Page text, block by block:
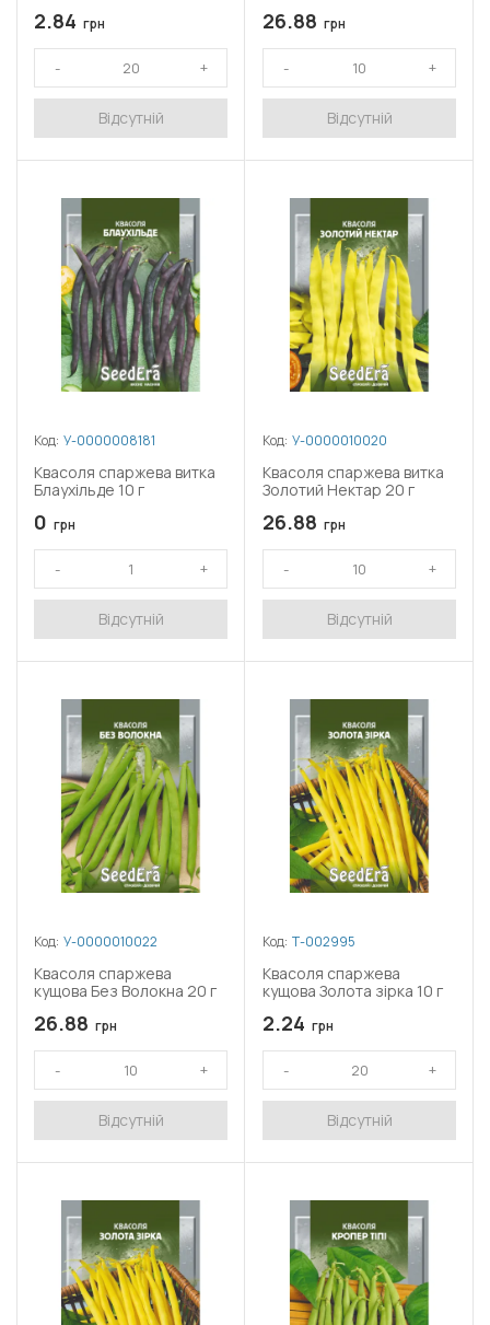
2.84 грн
Відсутній
26.88 грн
Відсутній
Код: У-0000008181
Квасоля спаржева витка
Блаухільде 10 г
0 грн
Відсутній
Код: У-0000010020
Квасоля спаржева витка
Золотий Нектар 20 г
26.88 грн
Відсутній
Код: У-0000010022
Квасоля спаржева
кущова Без Волокна 20 г
26.88 грн
Відсутній
Код: Т-002995
Квасоля спаржева
кущова Золота зірка 10 г
2.24 грн
Відсутній